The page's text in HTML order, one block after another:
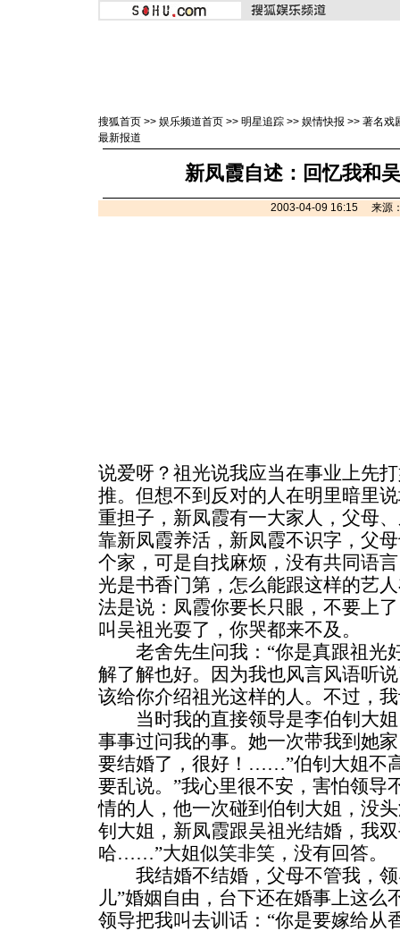
搜狐首页 >> 娱乐频道首页 >> 明星追踪 >> 娱情快报 >> 著名戏
最新报道
新凤霞自述：回忆我和
2003-04-09 16:15 来源
说爱呀？祖光说我应当在事业上先
推。但想不到反对的人在明里暗里
重担子，新凤霞有一大家人，父母
靠新凤霞养活，新凤霞不识字，父
个家，可是自找麻烦，没有共同语
光是书香门第，怎么能跟这样的艺
法是说：凤霞你要长只眼，不要上
叫吴祖光耍了，你哭都来不及。
老舍先生问我：“你是真跟祖光
解了解也好。因为我也风言风语听
该给你介绍祖光这样的人。不过，
当时我的直接领导是李伯钊大姐
事事过问我的事。她一次带我到她
要结婚了，很好！……”伯钊大姐不
要乱说。”我心里很不安，害怕领导
情的人，他一次碰到伯钊大姐，没
钊大姐，新凤霞跟吴祖光结婚，我
哈……”大姐似笑非笑，没有回答。
我结婚不结婚，父母不管我，领
儿”婚姻自由，台下还在婚事上这么
领导把我叫去训话：“你是要嫁给从